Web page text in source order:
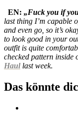
EN: „Fuck you if
last thing I’m capable
and even go, so it’s
to look good in your
outfit is quite
checked pattern inside
Haullast week.
Das könnte